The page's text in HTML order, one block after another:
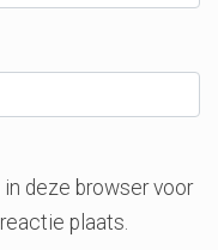
deze browser voor
plaats.